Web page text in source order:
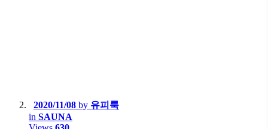
2020/11/08 by 유피룩
in SAUNA